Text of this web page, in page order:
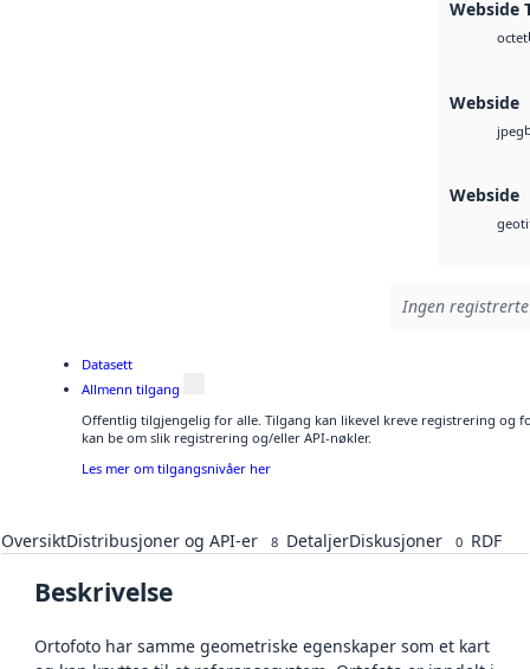
Webside
octet
Webside
jpeg
Webside
Ingen
Datasett
Allmenn tilgang
Offentlig tilgjengelig for alle. Tilgang kan likevel kreve registrering og
kan be om slik registrering og/eller API-nøkler.
Les mer om tilgangsnivåer her
OversiktDistribusjoner og API-er 8 DetaljerDiskusjoner 0 RDF
Beskrivelse
Ortofoto har samme geometriske egenskaper som et kart